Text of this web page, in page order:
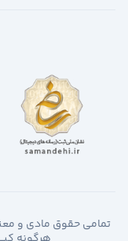
تمامی حقوق مادی و